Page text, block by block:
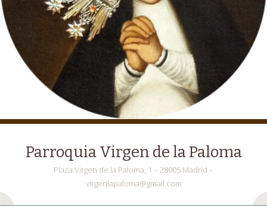
Parroquia Virgen de la Paloma
Plaza Virgen de la Paloma, 1 – 28005 Madrid –
virgenlapaloma@gmail.com